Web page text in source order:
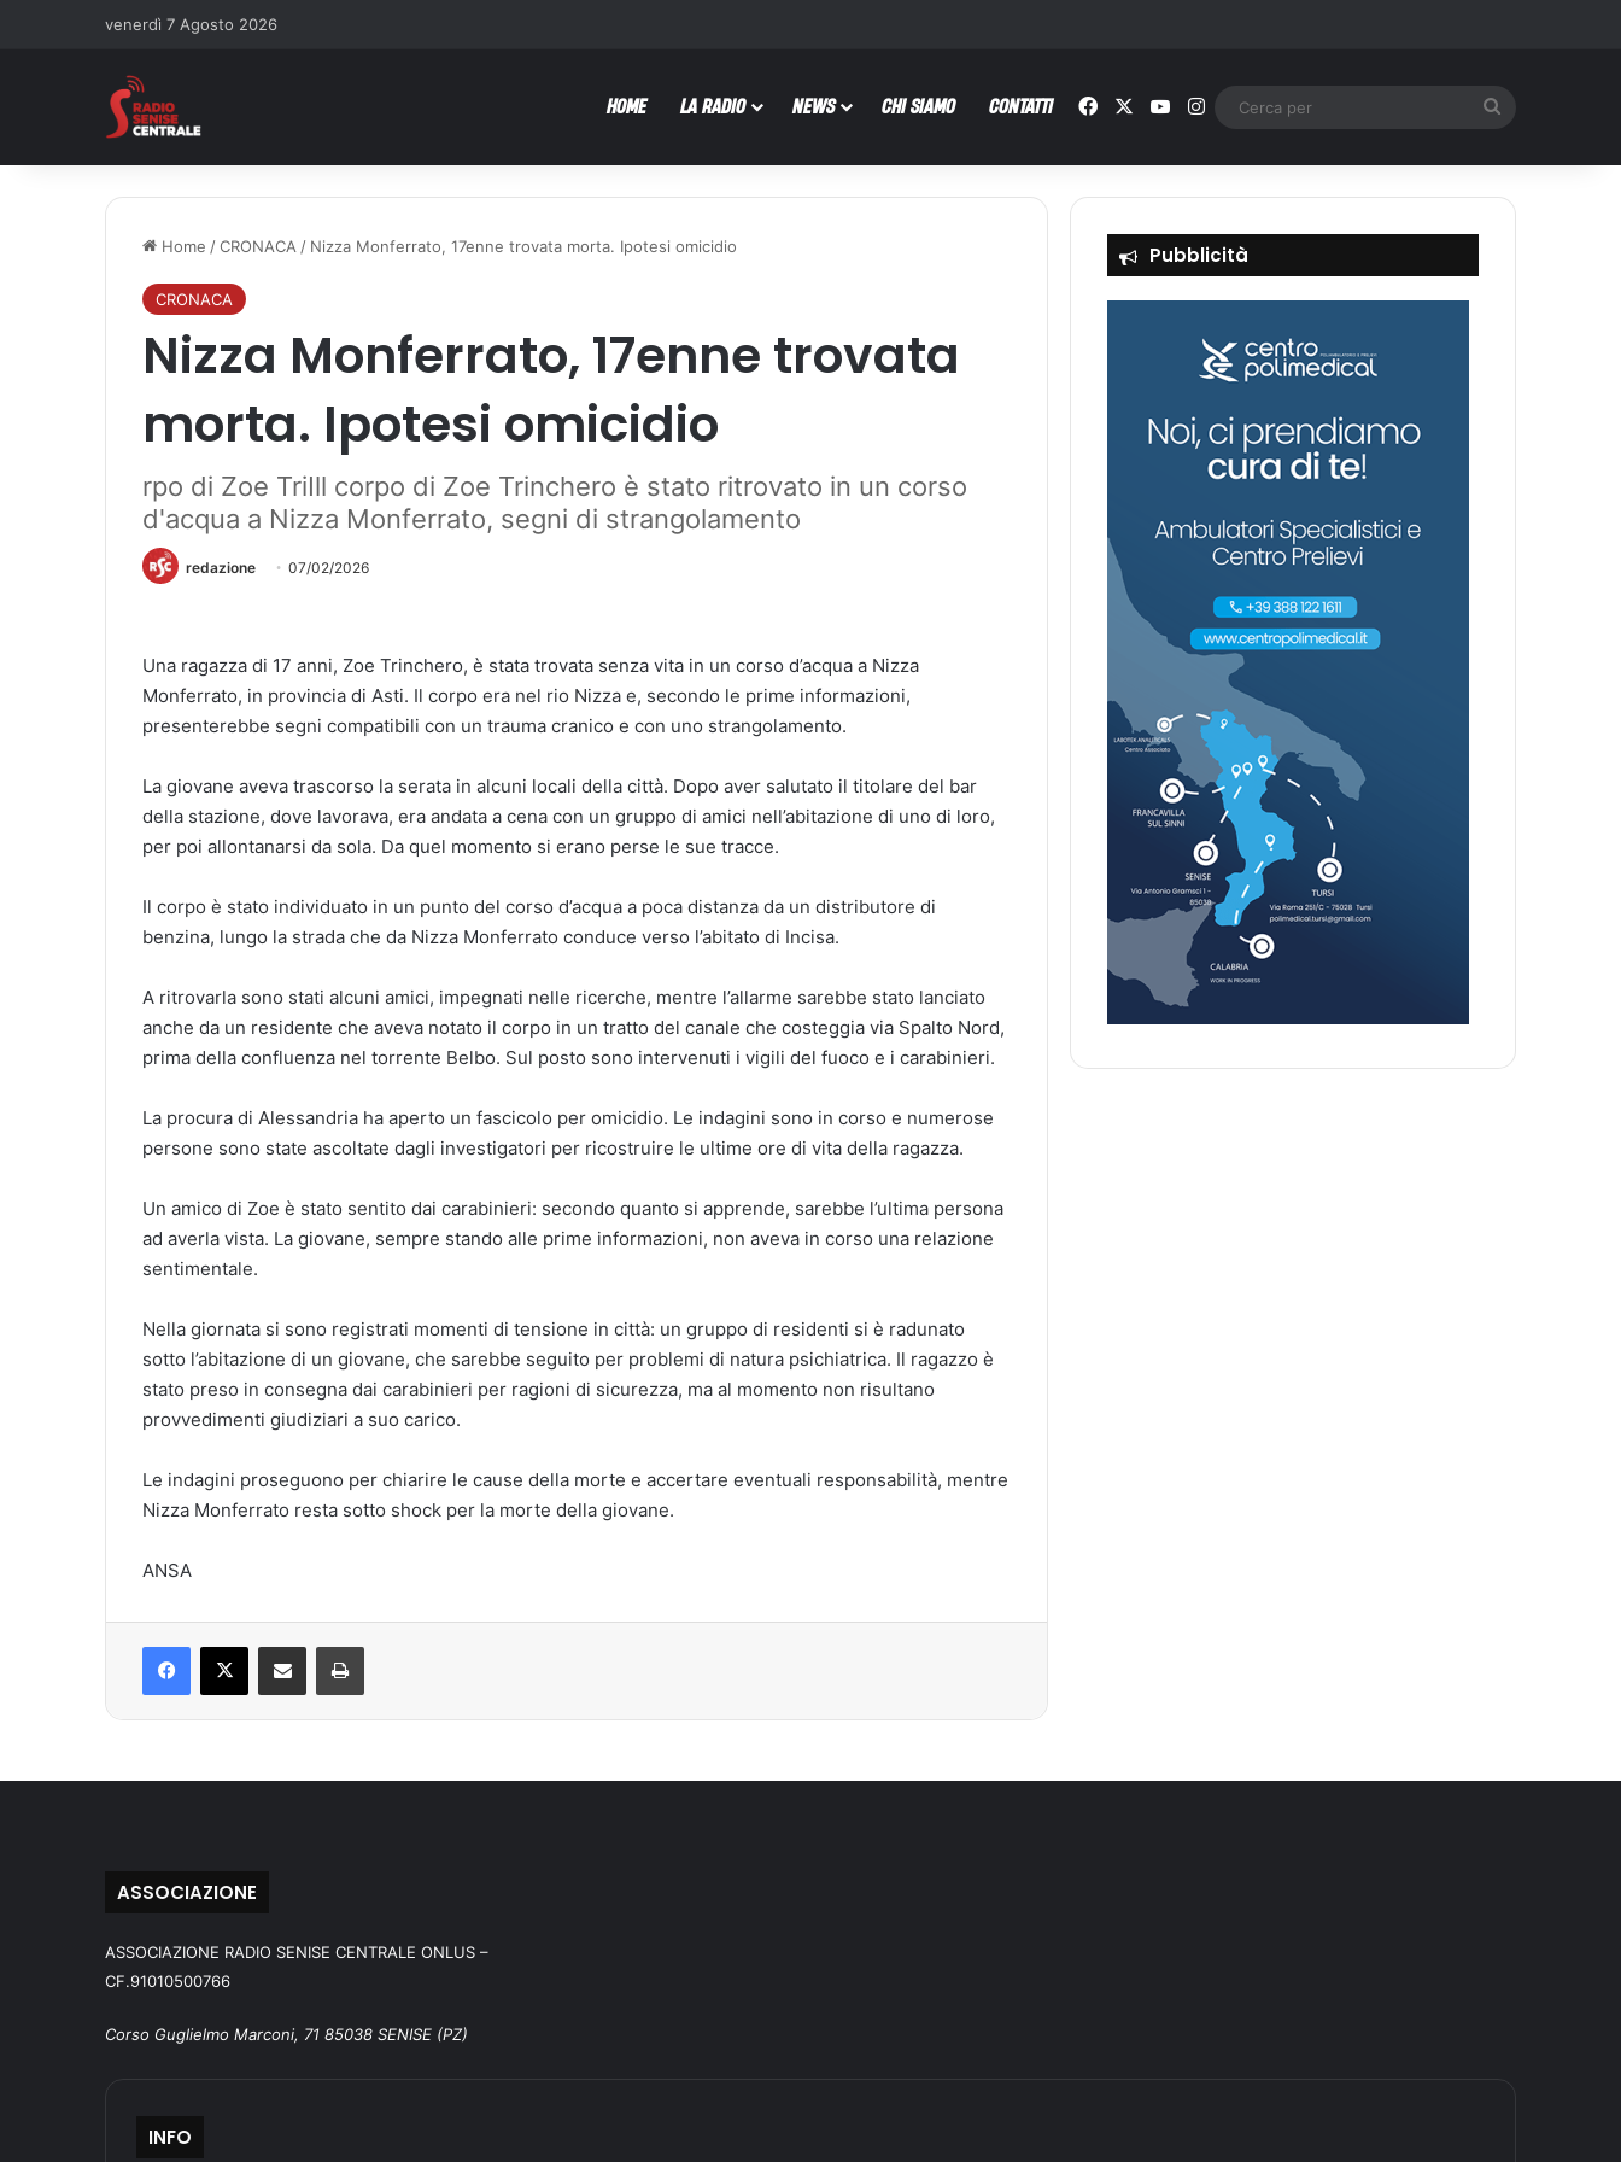
venerdì 7 Agosto 2026
HOME LA RADIO NEWS CHI SIAMO CONTATTI Facebook You TubeInstagram
Home /CRONACA / Nizza Monferrato, 17enne trovata morta. Ipotesi omicidio
CRONACA
Nizza Monferrato, 17enne trovata
morta. Ipotesi omicidio
rpo di Zoe TriIll corpo di Zoe Trinchero è stato ritrovato in un corso
d'acqua a Nizza Monferrato, segni di strangolamento
redazione 07/02/2026
Una ragazza di 17 anni, Zoe Trinchero, è stata trovata senza vita in un corso d’acqua a Nizza
Monferrato, in provincia di Asti. Il corpo era nel rio Nizza e, secondo le prime informazioni,
presenterebbe segni compatibili con un trauma cranico e con uno strangolamento.
La giovane aveva trascorso la serata in alcuni locali della città. Dopo aver salutato il titolare del bar
della stazione, dove lavorava, era andata a cena con un gruppo di amici nell’abitazione di uno di loro,
per poi allontanarsi da sola. Da quel momento si erano perse le sue tracce.
Il corpo è stato individuato in un punto del corso d’acqua a poca distanza da un distributore di
benzina, lungo la strada che da Nizza Monferrato conduce verso l’abitato di Incisa.
A ritrovarla sono stati alcuni amici, impegnati nelle ricerche, mentre l’allarme sarebbe stato lanciato
anche da un residente che aveva notato il corpo in un tratto del canale che costeggia via Spalto Nord,
prima della confluenza nel torrente Belbo. Sul posto sono intervenuti i vigili del fuoco e i carabinieri.
La procura di Alessandria ha aperto un fascicolo per omicidio. Le indagini sono in corso e numerose
persone sono state ascoltate dagli investigatori per ricostruire le ultime ore di vita della ragazza.
Un amico di Zoe è stato sentito dai carabinieri: secondo quanto si apprende, sarebbe l’ultima persona
ad averla vista. La giovane, sempre stando alle prime informazioni, non aveva in corso una relazione
sentimentale.
Nella giornata si sono registrati momenti di tensione in città: un gruppo di residenti si è radunato
sotto l’abitazione di un giovane, che sarebbe seguito per problemi di natura psichiatrica. Il ragazzo è
stato preso in consegna dai carabinieri per ragioni di sicurezza, ma al momento non risultano
provvedimenti giudiziari a suo carico.
Le indagini proseguono per chiarire le cause della morte e accertare eventuali responsabilità, mentre
Nizza Monferrato resta sotto shock per la morte della giovane.
ANSA
Pubblicità
ASSOCIAZIONE
ASSOCIAZIONE RADIO SENISE CENTRALE ONLUS –
CF.91010500766
Corso Guglielmo Marconi, 71 85038 SENISE (PZ)
INFO